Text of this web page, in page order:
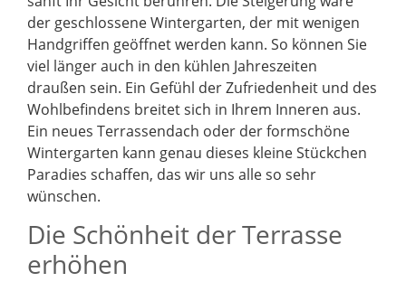
der geschlossene Wintergarten, der mit wenigen
Handgriffen geöffnet werden kann. So können Sie
viel länger auch in den kühlen Jahreszeiten
draußen sein. Ein Gefühl der Zufriedenheit und des
Wohlbefindens breitet sich in Ihrem Inneren aus.
Ein neues Terrassendach oder der formschöne
Wintergarten kann genau dieses kleine Stückchen
Paradies schaffen, das wir uns alle so sehr
wünschen.
Die Schönheit der Terrasse
erhöhen